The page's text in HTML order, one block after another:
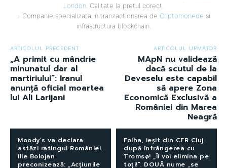
London . Calitate la prețul corect.
- Companie specializata in tranzactionarea de Criptomonede si
infrastructura blockchain.
ARTICOLUL PRECEDENT
„A primit cu mândrie
minunatul dar al
martiriului”: Iranul
anunță oficial moartea
lui Ali Larijani
ARTICOLUL URMĂTOR
MApN nu validează
dacă scutul de la
Deveselu este capabil
să apere Zona
Economică Exclusivă a
României din Marea
Neagră
Moody’s va declara
astăzi ratingul României.
Ilie Bolojan
preconizează: „Acțiunile
Folha, ieșit din CFR Cluj
după înfrângerea cu
Tromsø! „Îi voi elimina pe
toți!”. DOUĂ nume „se